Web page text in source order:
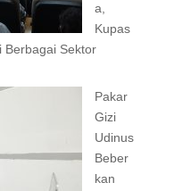
a,
Kupas
Berbagai Sektor
Pakar
Gizi
Udinus
Beber
kan